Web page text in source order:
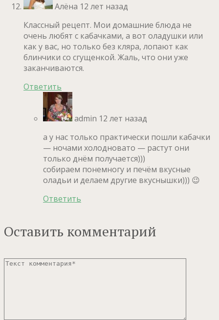
Алёна 12 лет назад
Классный рецепт. Мои домашние блюда не
очень любят с кабачками, а вот оладушки или
как у вас, но только без кляра, лопают как
блинчики со сгущенкой. Жаль, что они уже
заканчиваются.
Ответить
admin 12 лет назад
а у нас только практически пошли кабачки
— ночами холодновато — растут они
только днём получается)))
собираем понемногу и печём вкусные
оладьи и делаем другие вкуснышки))) 😉
Ответить
Оставить комментарий